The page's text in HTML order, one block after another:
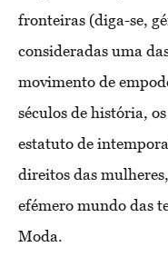
fronteiras (diga-se,
consideradas uma
movimento de
séculos de história, os
estatuto de
direitos das
efémero mundo das
Moda.